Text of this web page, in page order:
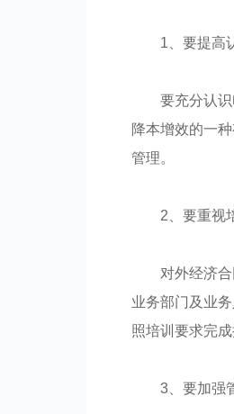
1、要提高
要充分认
降本增效的一
管理。
2、要重视
对外经济
业务部门及业
照培训要求完
3、要加强